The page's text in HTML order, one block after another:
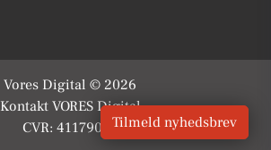
Vores Digital © 2026
Kontakt VORES Digital
CVR: 41179082Tilmeld nyhedsbrev